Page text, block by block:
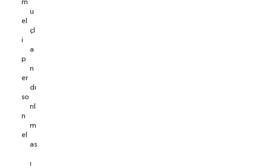
m
el
i
p
er
so
n
el
u
çl
a
n
dı
rıl
m
as
ı